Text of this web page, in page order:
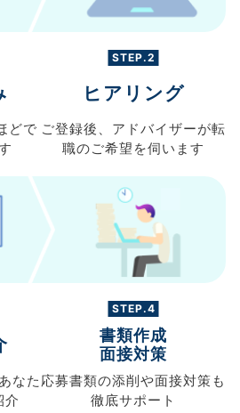
どで
STEP.2
ヒアリング
ご登録後、 アドバイザーが転
職のご希望を伺います
あなた
介
STEP.4
書類作成
面接対策
応募書類の添削や面接対策も
徹底サポート